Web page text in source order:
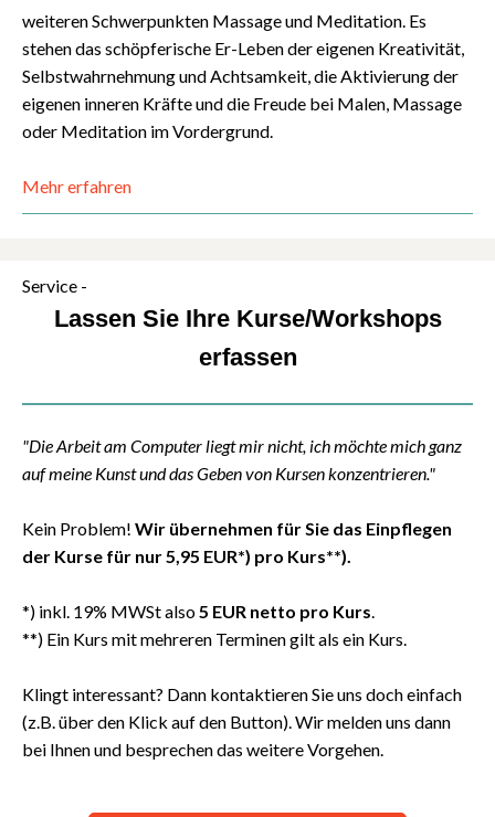
weiteren Schwerpunkten Massage und Meditation. Es
stehen das schöpferische Er-Leben der eigenen Kreativität,
Selbstwahrnehmung und Achtsamkeit, die Aktivierung der
eigenen inneren Kräfte und die Freude bei Malen, Massage
oder Meditation im Vordergrund.
Mehr erfahren
Service -
Lassen Sie Ihre Kurse/Workshops
erfassen
"Die Arbeit am Computer liegt mir nicht, ich möchte mich ganz
auf meine Kunst und das Geben von Kursen konzentrieren."
Kein Problem! Wir übernehmen für Sie das Einpflegen
der Kurse für nur 5,95 EUR*) pro Kurs**).
*) inkl. 19% MWSt also5 EUR netto pro Kurs.
**) Ein Kurs mit mehreren Terminen gilt als ein Kurs.
Klingt interessant? Dann kontaktieren Sie uns doch einfach
(z.B. über den Klick auf den Button). Wir melden uns dann
bei Ihnen und besprechen das weitere Vorgehen.